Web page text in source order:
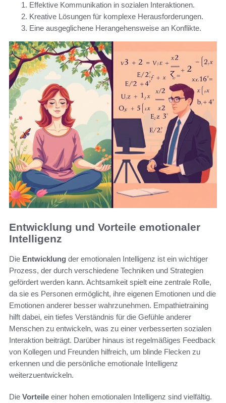
Effektive Kommunikation in sozialen Interaktionen.
Kreative Lösungen für komplexe Herausforderungen.
Eine ausgeglichene Herangehensweise an Konflikte.
Entwicklung und Vorteile emotionaler
Intelligenz
Die Entwicklung der emotionalen Intelligenz ist ein wichtiger
Prozess, der durch verschiedene Techniken und Strategien
gefördert werden kann. Achtsamkeit spielt eine zentrale Rolle,
da sie es Personen ermöglicht, ihre eigenen Emotionen und die
Emotionen anderer besser wahrzunehmen. Empathietraining
hilft dabei, ein tiefes Verständnis für die Gefühle anderer
Menschen zu entwickeln, was zu einer verbesserten sozialen
Interaktion beiträgt. Darüber hinaus ist regelmäßiges Feedback
von Kollegen und Freunden hilfreich, um blinde Flecken zu
erkennen und die persönliche emotionale Intelligenz
weiterzuentwickeln.
Die Vorteile einer hohen emotionalen Intelligenz sind vielfältig.